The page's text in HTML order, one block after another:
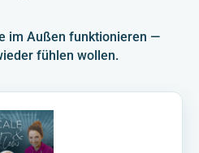
im Außen funktionieren —
fühlen wollen.